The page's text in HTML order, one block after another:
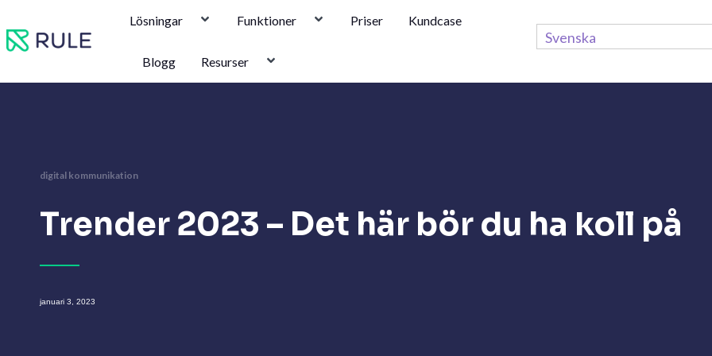
till
innehåll
Lösningar Funktioner Priser Kundcase
Blogg Resurser
Svenska
digital kommunikation
Trender 2023 – Det här bör du ha koll på
januari 3, 2023